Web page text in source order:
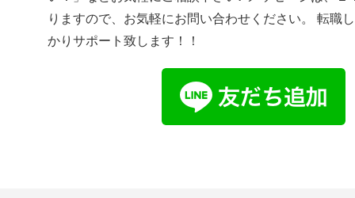
りますので、お気軽にお問い合わせください。 転職
かりサポート致します！！